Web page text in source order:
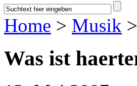
Home > Musik
Was ist